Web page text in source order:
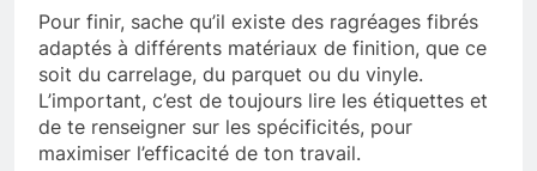
Pour finir, sache qu’il existe des ragréages fibrés
adaptés à différents matériaux de finition, que ce
soit du carrelage, du parquet ou du vinyle.
L’important, c’est de toujours lire les étiquettes et
de te renseigner sur les spécificités, pour
maximiser l’efficacité de ton travail.